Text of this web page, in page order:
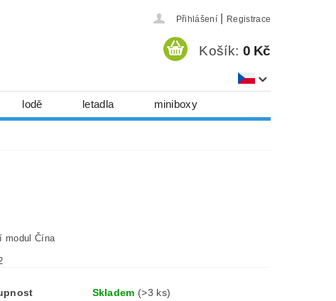
Přihlášení Registrace
Košík: 0 Kč
lodě letadla miniboxy
modul Čína
Skladem (>3 ks)